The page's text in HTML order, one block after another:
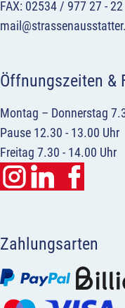
FAX: 02534 / 977 27 - 22
Öffnungszeiten &
Montag – Donnerstag
Pause 12.30 - 13.00 Uhr
Freitag 7.30 - 14.00 Uhr
Zahlungsarten